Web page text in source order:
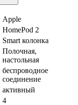
Apple
HomePod 2
Smart колонка
Полочная,
настольная
беспроводное
соединение
активный
4